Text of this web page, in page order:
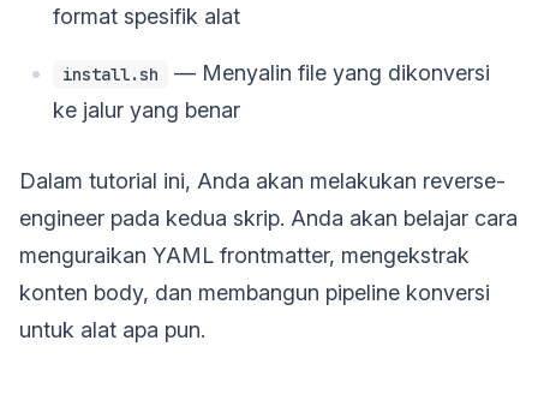
format spesifik alat
install.sh
— Menyalin file yang dikonversi
ke jalur yang benar
Dalam tutorial ini, Anda akan melakukan reverse-
engineer pada kedua skrip. Anda akan belajar cara
menguraikan YAML frontmatter, mengekstrak
konten body, dan membangun pipeline konversi
untuk alat apa pun.